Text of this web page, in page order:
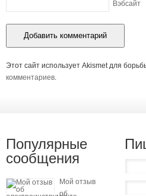
Вэбсайт
Этот сайт использует Akismet для
комментариев
Популярные
сообщения
Мой отзыв
об